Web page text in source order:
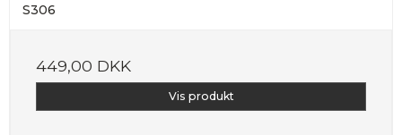
S306
449,00 DKK
Vis produkt